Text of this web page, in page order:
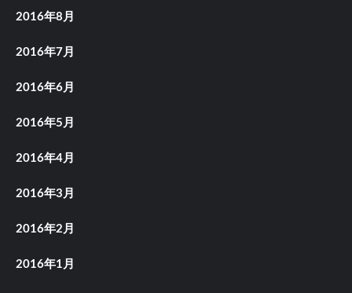
2016年8月
2016年7月
2016年6月
2016年5月
2016年4月
2016年3月
2016年2月
2016年1月